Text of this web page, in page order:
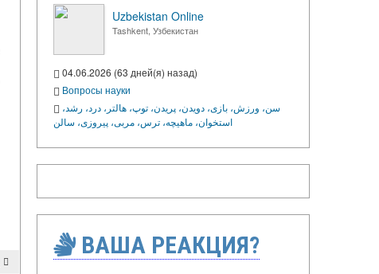
Uzbekistan Online
Tashkent, Узбекистан
04.06.2026 (63 дней(я) назад)
Вопросы науки
سن، ورزش، بازی، دویدن، پریدن، توپ، هالتر، درد، رشد،
استخوان، ماهیچه، ترس، مربی، پیروزی، سالن
ВАША РЕАКЦИЯ?